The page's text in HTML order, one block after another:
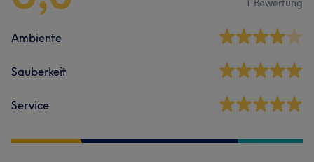
1 Bewertung
Ambiente
Sauberkeit
Service